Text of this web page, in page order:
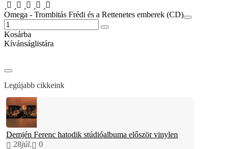
Omega - Trombitás Frédi és a Rettenetes emberek (CD)
Kosárba
Kívánságlistára
Legújabb cikkeink
Demjén Ferenc hatodik stúdióalbuma először vinylen
28júl. 0